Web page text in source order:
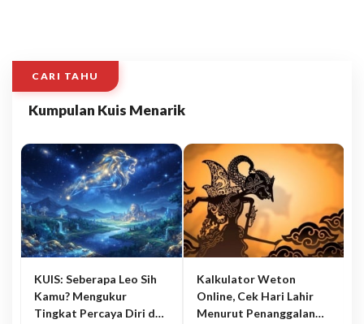
CARI TAHU
Kumpulan Kuis Menarik
KUIS: Seberapa Leo Sih
Kamu? Mengukur
Tingkat Percaya Diri dan
Kalkulator Weton
Online, Cek Hari Lahir
Menurut Penanggalan